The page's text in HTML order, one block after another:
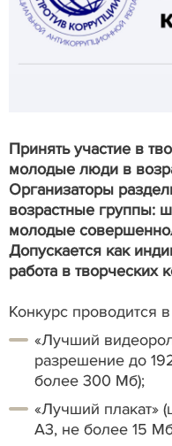
Принять участие в
молодые люди в
Организаторы
возрастные группы:
молодые
Допускается как
работа в творческих
Конкурс проводится
«Лучший
разрешение до
более 300 Мб);
«Лучший плакат»
А3, не более 15